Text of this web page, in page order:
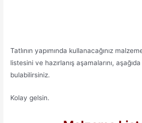
Tatlının yapımında kullanacağınız
listesini ve hazırlanış aşamalarını,
bulabilirsiniz.
Kolay gelsin.